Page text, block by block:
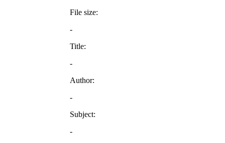
File size:
-
Title:
-
Author:
-
Subject:
-